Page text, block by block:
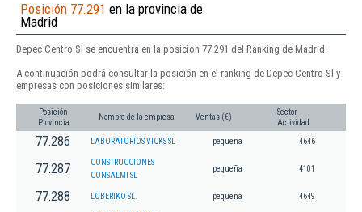
Posición 77.291 en la provincia de
Madrid
Depec Centro Sl se encuentra en la posición 77.291 del Ranking de Madrid.
A continuación podrá consultar la posición en el ranking de Depec Centro Sl y
empresas con posiciones similares:
Posición
Provincia
Nombre de la empresa Ventas (€)
Sector
Actividad
77.286 LABORATORIOS VICKS SL pequeña 4646
77.287
CONSTRUCCIONES
CONSALMI SL
pequeña 4101
77.288 LOBERIKO SL. pequeña 4649